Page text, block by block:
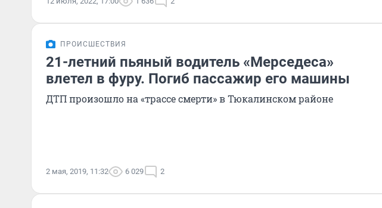
ПРОИСШЕСТВИЯ
21-летний пьяный водитель «Мерседеса»
влетел в фуру. Погиб пассажир его машины
ДТП произошло на «трассе смерти» в Тюкалинском районе
2 мая, 2019, 11:32 6 029 2